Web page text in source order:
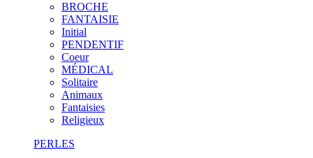
BROCHE
FANTAISIE
Initial
PENDENTIF
Coeur
MÉDICAL
Solitaire
Animaux
Fantaisies
Religieux
PERLES